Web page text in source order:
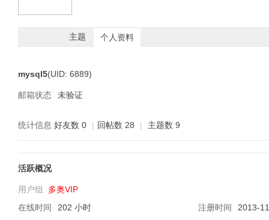
主题 个人资料
mysql5(UID: 6889)
邮箱状态 未验证
统计信息 好友数 0 | 回帖数 28 | 主题数 9
活跃概况
用户组 多奥VIP
在线时间
202 小时 注册时间
2013-